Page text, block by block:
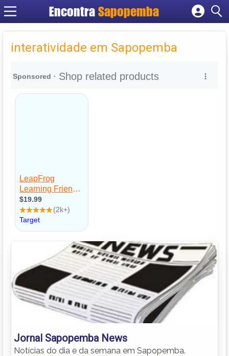
Encontra Sapopemba
Cadastrar empresa
Criar conta
interatividade em Sapopemba
Jornal Sapopemba News
Notícias do dia e da semana em Sapopemba.